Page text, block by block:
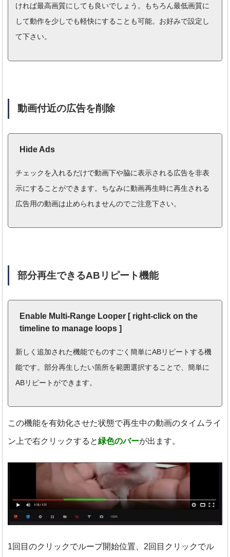
ければ最高画質にしても良いでしょう。もちろん最低画質に
して動作を少しでも軽快にすることも可能。お好みで設定し
て下さい。
動画付近の広告を削除
Hide Ads
チェックを入れるだけで動画下や脇に表示される広告を非表
示にすることができます。ちなみに動画再生時に再生される
広告用の動画は止められませんのでご注意下さい。
部分再生できるABリピート機能
Enable Multi-Range Looper [ right-click on the
timeline to manage loops ]
新しく追加された機能でものすごく簡単にABリピートする機
能です。部分再生したい箇所を範囲選択することで、簡単に
ABリピートができます。
この機能を有効化させた状態で再生中の動画のタイムライ
ン上で右クリックすると緑色のバーが出ます。
1回目のクリックでループ開始位置、2回目クリックでル